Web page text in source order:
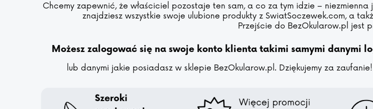
Chcemy zapewnić, że właściciel pozostaje ten sam, a co za tym idzie –
znajdziesz wszystkie swoje ulubione produkty z SwiatSoczewek.com, a
Przejście do BezOkularow.pl jest
Możesz zalogować się na swoje konto klienta takimi samymi danymi
lub danymi jakie posiadasz w sklepie BezOkularow.pl. Dziękujemy za